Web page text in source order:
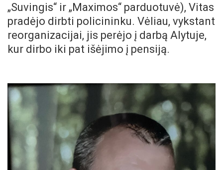
„Suvingis“ ir „Maximos“ parduotuvė), Vitas
pradėjo dirbti policininku. Vėliau, vykstant
reorganizacijai, jis perėjo į darbą Alytuje,
kur dirbo iki pat išėjimo į pensiją.